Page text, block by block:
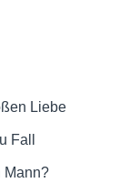
Liebe
Fall
Mann?